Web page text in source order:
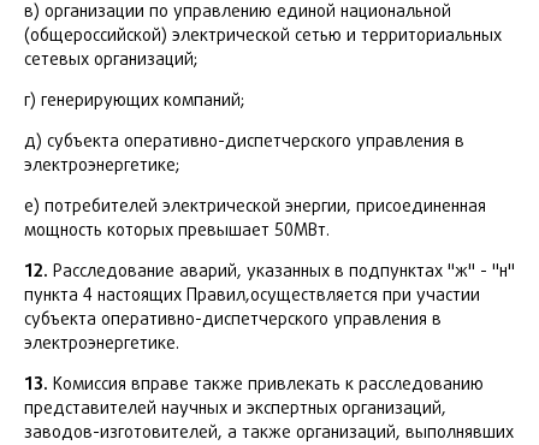
в) организации по управлению единой национальной
(общероссийской) электрической сетью и территориальных
сетевых организаций;
г) генерирующих компаний;
д) субъекта оперативно-диспетчерского управления в
электроэнергетике;
е) потребителей электрической энергии, присоединенная
мощность которых превышает 50МВт.
12. Расследование аварий, указанных в подпунктах "ж" - "н"
пункта 4 настоящих Правил,осуществляется при участии
субъекта оперативно-диспетчерского управления в
электроэнергетике.
13. Комиссия вправе также привлекать к расследованию
представителей научных и экспертных организаций,
заводов-изготовителей, а также организаций, выполнявших